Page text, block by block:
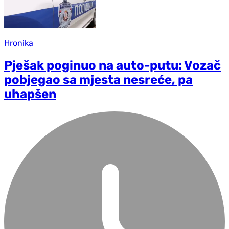
Hronika
Pješak poginuo na auto-putu: Vozač
pobjegao sa mjesta nesreće, pa
uhapšen